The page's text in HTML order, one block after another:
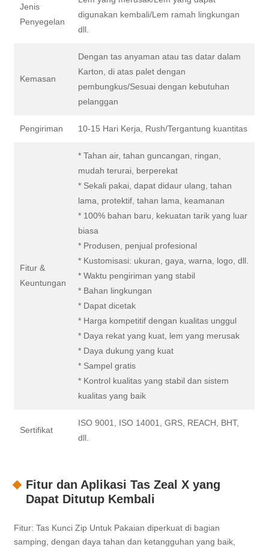
Jenis
Penyegelan
digunakan kembali/Lem ramah lingkungan
dll.
Kemasan
Dengan tas anyaman atau tas datar dalam
Karton, di atas palet dengan
pembungkus/Sesuai dengan kebutuhan
pelanggan
Pengiriman 10-15 Hari Kerja, Rush/Tergantung kuantitas
Fitur &
Keuntungan
* Tahan air, tahan guncangan, ringan,
mudah terurai, berperekat
* Sekali pakai, dapat didaur ulang, tahan
lama, protektif, tahan lama, keamanan
* 100% bahan baru, kekuatan tarik yang luar
biasa
* Produsen, penjual profesional
* Kustomisasi: ukuran, gaya, warna, logo, dll.
* Waktu pengiriman yang stabil
* Bahan lingkungan
* Dapat dicetak
* Harga kompetitif dengan kualitas unggul
* Daya rekat yang kuat, lem yang merusak
* Daya dukung yang kuat
* Sampel gratis
* Kontrol kualitas yang stabil dan sistem
kualitas yang baik
Sertifikat
ISO 9001, ISO 14001, GRS, REACH, BHT,
dll.
Fitur dan Aplikasi Tas Zeal X yang
Dapat Ditutup Kembali
Fitur: Tas Kunci Zip Untuk Pakaian diperkuat di bagian
samping, dengan daya tahan dan ketangguhan yang baik,